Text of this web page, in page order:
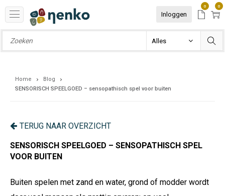
Inloggen
0 0
Home
Blog
SENSORISCH SPEELGOED – sensopathisch spel voor buiten
TERUG NAAR OVERZICHT
SENSORISCH SPEELGOED – SENSOPATHISCH SPEL
VOOR BUITEN
Buiten spelen met zand en water, grond of modder wordt